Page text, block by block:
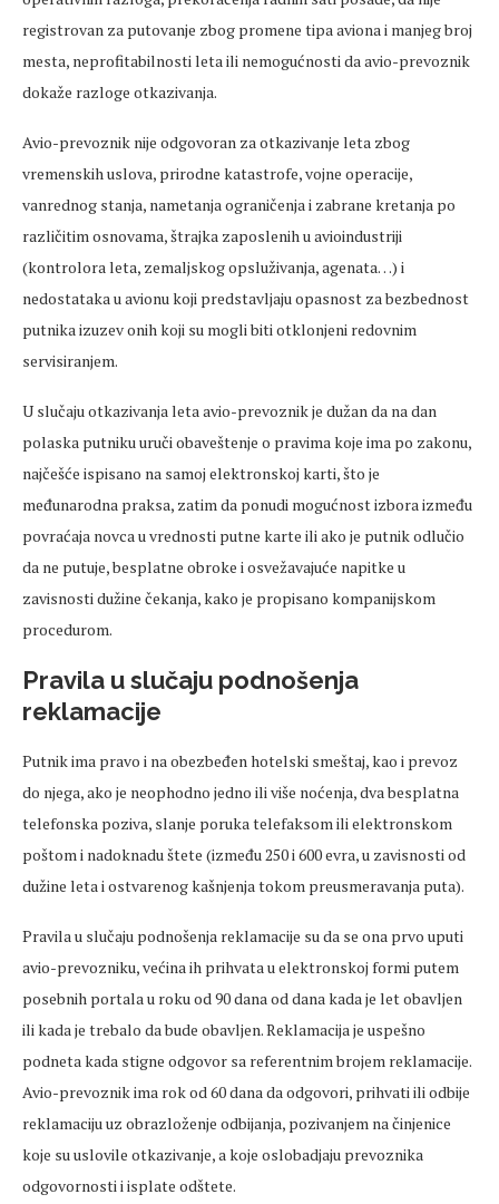
registrovan za putovanje zbog promene tipa aviona i manjeg broj
mesta, neprofitabilnosti leta ili nemogućnosti da avio-prevoznik
dokaže razloge otkazivanja.
Avio-prevoznik nije odgovoran za otkazivanje leta zbog
vremenskih uslova, prirodne katastrofe, vojne operacije,
vanrednog stanja, nametanja ograničenja i zabrane kretanja po
različitim osnovama, štrajka zaposlenih u avioindustriji
(kontrolora leta, zemaljskog opsluživanja, agenata…) i
nedostataka u avionu koji predstavljaju opasnost za bezbednost
putnika izuzev onih koji su mogli biti otklonjeni redovnim
servisiranjem.
U slučaju otkazivanja leta avio-prevoznik je dužan da na dan
polaska putniku uruči obaveštenje o pravima koje ima po zakonu,
najčešće ispisano na samoj elektronskoj karti, što je
međunarodna praksa, zatim da ponudi mogućnost izbora između
povraćaja novca u vrednosti putne karte ili ako je putnik odlučio
da ne putuje, besplatne obroke i osvežavajuće napitke u
zavisnosti dužine čekanja, kako je propisano kompanijskom
procedurom.
Pravila u slučaju podnošenja
reklamacije
Putnik ima pravo i na obezbeđen hotelski smeštaj, kao i prevoz
do njega, ako je neophodno jedno ili više noćenja, dva besplatna
telefonska poziva, slanje poruka telefaksom ili elektronskom
poštom i nadoknadu štete (između 250 i 600 evra, u zavisnosti od
dužine leta i ostvarenog kašnjenja tokom preusmeravanja puta).
Pravila u slučaju podnošenja reklamacije su da se ona prvo uputi
avio-prevozniku, većina ih prihvata u elektronskoj formi putem
posebnih portala u roku od 90 dana od dana kada je let obavljen
ili kada je trebalo da bude obavljen. Reklamacija je uspešno
podneta kada stigne odgovor sa referentnim brojem reklamacije.
Avio-prevoznik ima rok od 60 dana da odgovori, prihvati ili odbije
reklamaciju uz obrazloženje odbijanja, pozivanjem na činjenice
koje su uslovile otkazivanje, a koje oslobadjaju prevoznika
odgovornosti i isplate odštete.